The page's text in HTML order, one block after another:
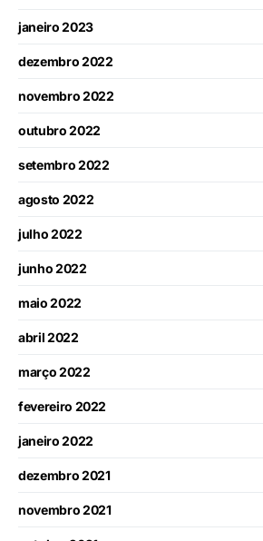
janeiro 2023
dezembro 2022
novembro 2022
outubro 2022
setembro 2022
agosto 2022
julho 2022
junho 2022
maio 2022
abril 2022
março 2022
fevereiro 2022
janeiro 2022
dezembro 2021
novembro 2021